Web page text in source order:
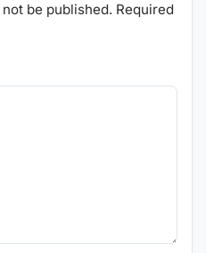
be published. Required